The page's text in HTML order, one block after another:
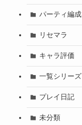
パーティ編成
リセマラ
キャラ評価
一覧シリーズ
プレイ日記
未分類